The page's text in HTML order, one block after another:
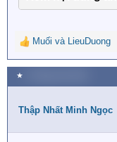
R
e
a
c
i
n
Muối và LieuDuong
★
Thập Nhất Minh Ngọc